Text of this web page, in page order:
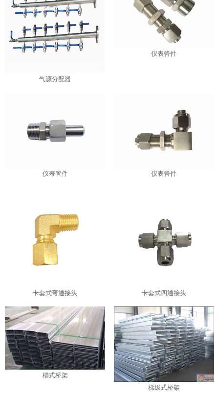
气源分配器
仪表管件
仪表管件 仪表管件
卡套式弯通接头 卡套式四通接头
槽式桥架
梯级式桥架